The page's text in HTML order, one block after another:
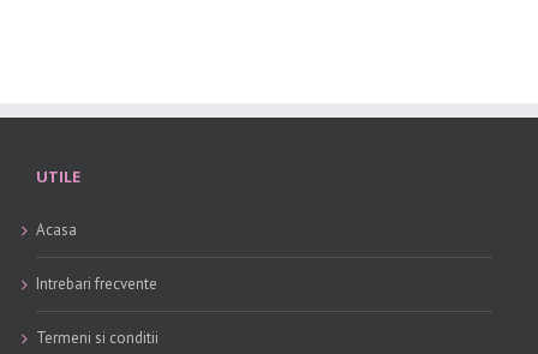
UTILE
Acasa
Intrebari frecvente
Termeni si conditii